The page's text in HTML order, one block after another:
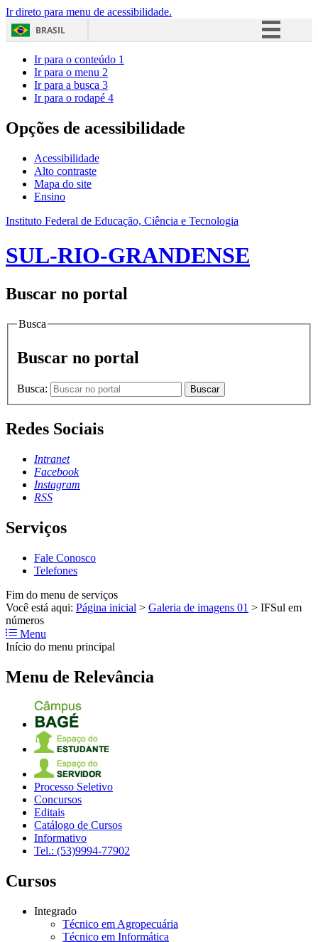
Ir direto para menu de acessibilidade.
BRASIL
Acesso à informação
Ir para o conteúdo 1
Ir para o menu 2
Ir para a busca 3
Ir para o rodapé 4
Opções de acessibilidade
Acessibilidade
Alto contraste
Mapa do site
Ensino
Instituto Federal de Educação, Ciência e Tecnologia
SUL-RIO-GRANDENSE
Buscar no portal
Busca
Buscar no portal
Busca: Buscar
Redes Sociais
Intranet
Facebook
Instagram
RSS
Serviços
Fale Conosco
Telefones
Fim do menu de serviços
Você está aqui: Página inicial > Galeria de imagens 01 > IFSul em
números
Menu
Início do menu principal
Menu de Relevância
Processo Seletivo
Concursos
Editais
Catálogo de Cursos
Informativo
Tel.: (53)9994-77902
Cursos
Integrado
Técnico em Agropecuária
Técnico em Informática